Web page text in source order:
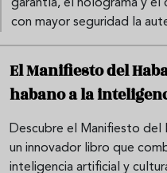
garantía, el holograma y
con mayor seguridad la
El Manifiesto del
habano a la
Descubre el Manifiesto del
un innovador libro que
inteligencia artificial y